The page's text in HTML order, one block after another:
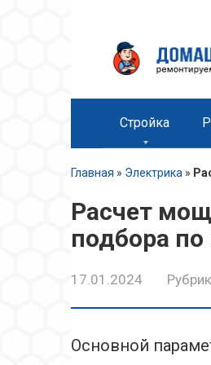
Стройка
Главная » Электрика »
Расчет
подбора
17.01.2024
Основной